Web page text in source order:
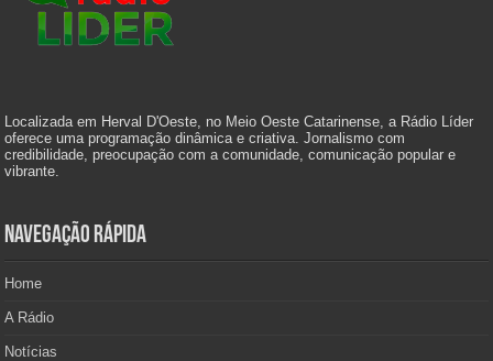
Localizada em Herval D'Oeste, no Meio Oeste Catarinense, a Rádio Líder
oferece uma programação dinâmica e criativa. Jornalismo com
credibilidade, preocupação com a comunidade, comunicação popular e
vibrante.
Navegação Rápida
Home
A Rádio
Notícias